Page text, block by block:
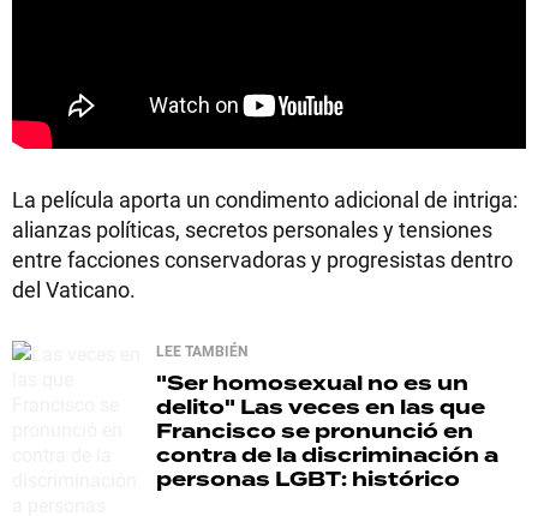
La película aporta un condimento adicional de intriga:
alianzas políticas, secretos personales y tensiones
entre facciones conservadoras y progresistas dentro
del Vaticano.
LEE TAMBIÉN
"Ser homosexual no es un
delito" Las veces en las que
Francisco se pronunció en
contra de la discriminación a
personas LGBT: histórico